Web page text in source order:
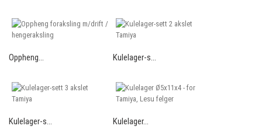
Oppheng... Kulelager-s...
Kulelager-s... Kulelager...